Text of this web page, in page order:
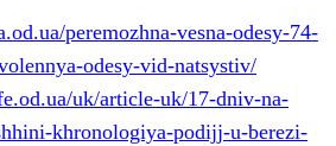
peremozhna-vesna-odesy-74-
odesy-vid-natsystiv/
uk/article-uk/17-dniv-na-
khronologiya-podijj-u-berezi-